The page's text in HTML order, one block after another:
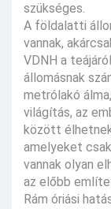
szükséges.
A földalatti
vannak,
VDNH a
állomásnak
metrólakó
világítás, az
között
amelyeket
vannak olyan
az előbb
Rám óriási